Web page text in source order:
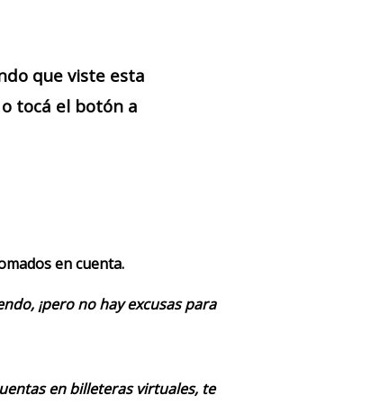
que viste esta
tocá el botón a
en cuenta.
¡pero no hay excusas para
en billeteras virtuales, te